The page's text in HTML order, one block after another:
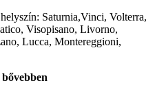
Saturnia,Vinci, Volterra,
Visopisano, Livorno,
Lucca, Montereggioni,